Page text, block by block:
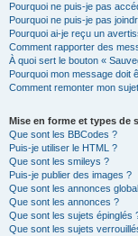
Pourquoi ne puis-je pas
Pourquoi ne puis-je pas
Pourquoi ai-je reçu un
Comment rapporter des
À quoi sert le bouton «
Pourquoi mon message doit
Comment remonter mon
Mise en forme et types de
Que sont les BBCodes ?
Puis-je utiliser le HTML ?
Que sont les smileys ?
Puis-je publier des images ?
Que sont les annonces
Que sont les annonces ?
Que sont les sujets épinglés
Que sont les sujets